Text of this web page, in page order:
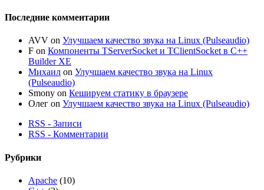
Последние комментарии
AVV on Улучшаем качество звука на Linux (Pulseaudio)
F on Компоненты TServerSocket и TClientSocket в C++
Builder XE
Михаил on Улучшаем качество звука на Linux
(Pulseaudio)
Smony on Кешируем статику в браузере
Олег on Улучшаем качество звука на Linux (Pulseaudio)
RSS - Записи
RSS - Комментарии
Рубрики
Apache (10)